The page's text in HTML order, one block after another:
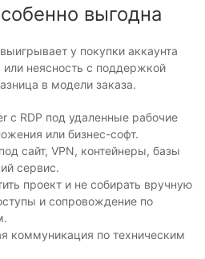
выгодна
у покупки аккаунта
неясность с поддержкой
в модели заказа.
с RDP под удаленные рабочие
или бизнес-софт.
сайт, VPN, контейнеры, базы
сервис.
проект и не собирать вручную
и сопровождение по
коммуникация по техническим